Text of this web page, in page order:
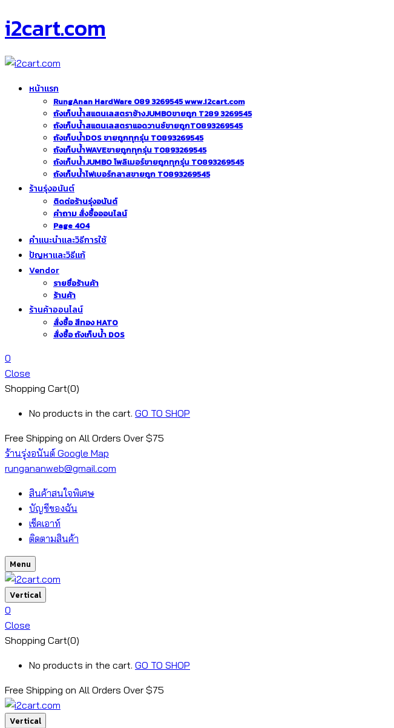
i2cart.com
หน้าแรก
RungAnan HardWare 089 3269545 www.i2cart.com
ถังเก็บน้ำสแตนเลสตราช้างJUMBOขายถูก T289 3269545
ถังเก็บน้ำสแตนเลสตราแอดวานซ์ขายถูกT0893269545
ถังเก็บน้ำDOS ขายถูกทุกรุ่น T0893269545
ถังเก็บน้ำWAVEขายถูกทุกรุ่น T0893269545
ถังเก็บน้ำJUMBO โพลิเมอร์ขายถูกทุกรุ่น T0893269545
ถังเก็บน้ำไฟเบอร์กลาสขายถูก T0893269545
ร้านรุ่งอนันต์
ติดต่อร้านรุ่งอนันต์
คำถาม สั่งซื้อออนไลน์
Page 404
คำแนะนำและวิธีการใช้
ปัญหาและวิธีแก้
Vendor
รายชื่อร้านค้า
ร้านค้า
ร้านค้าออนไลน์
สั่งซื้อ สีทอง HATO
สั่งซื้อ ถังเก็บน้ำ DOS
0
Close
Shopping Cart(0)
No products in the cart. GO TO SHOP
Free Shipping on All Orders Over $75
ร้านรุ่งอนันต์ Google Map
rungananweb@gmail.com
สินค้าสนใจพิเศษ
บัญชีของฉัน
เช็คเอาท์
ติดตามสินค้า
Menu
Vertical
0
Close
Shopping Cart(0)
No products in the cart. GO TO SHOP
Free Shipping on All Orders Over $75
Vertical